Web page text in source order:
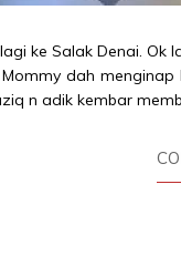
ke Salak Denai.
dah
n adik kembar